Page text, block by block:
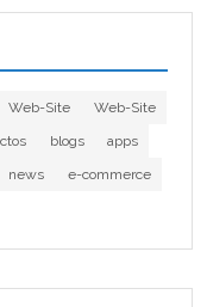
Web-Site
Web-Site
blogs
apps
news
e-commerce